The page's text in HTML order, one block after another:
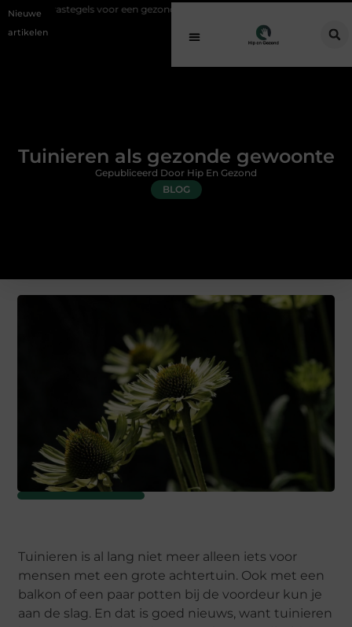
Nieuwe
artikelen
voor een gezonde buitenplek
Tuinieren als gezonde gewoonte
BLOG
Gepubliceerd Door Hip En Gezond
Tuinieren is al lang niet meer alleen iets voor
mensen met een grote achtertuin. Ook met een
balkon of een paar potten bij de voordeur kun je
aan de slag. En dat is goed nieuws, want tuinieren